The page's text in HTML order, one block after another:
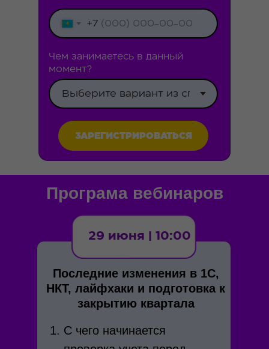
+7
Чем занимаетесь в данный
момент?
ЗАРЕГИСТРИРОВАТЬСЯ
Програма вебинаров
Последние изменения в 1С,
НКТ, лайфхаки и подготовка к
закрытию квартала
С чего начинается
29 июня | 10:00